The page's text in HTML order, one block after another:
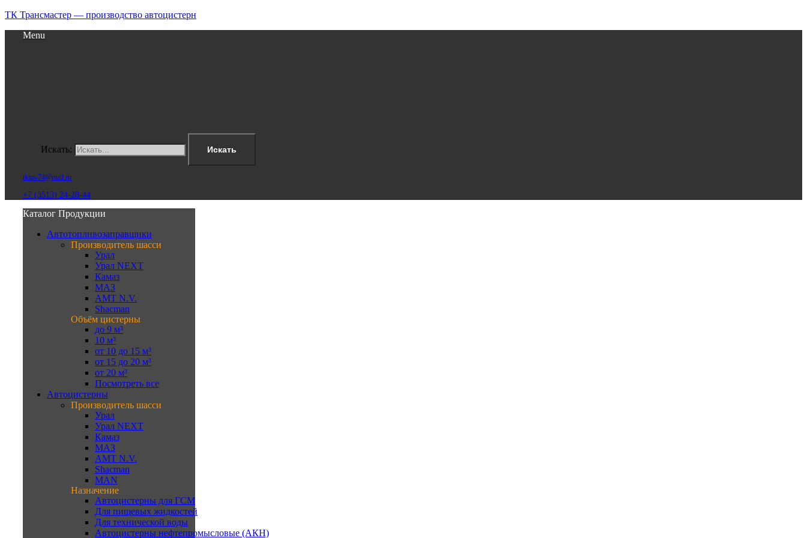
ТК Трансмастер — производство автоцистерн
Menu
Искать: Искать
tktm-74@mail.ru
+7 (3513) 24-28-44
Каталог Продукции
Автотопливозаправщики
Производитель шасси
Урал
Урал NEXT
Камаз
МАЗ
AMT N.V.
Shacman
Объём цистерны
до 9 м³
10 м³
от 10 до 15 м³
от 15 до 20 м³
от 20 м³
Посмотреть все
Автоцистерны
Производитель шасси
Урал
Урал NEXT
Камаз
МАЗ
AMT N.V.
Shacman
MAN
Назначение
Автоцистерны для ГСМ
Для пищевых жидкостей
Для технической воды
Автоцистерны нефтепромысловые (АКН)